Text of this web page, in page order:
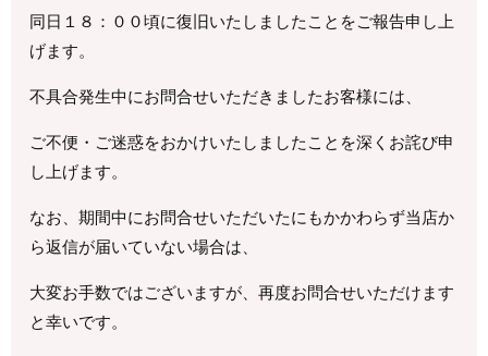
同日１８：００頃に復旧いたしましたことをご報告申し上
げます。
不具合発生中にお問合せいただきましたお客様には、
ご不便・ご迷惑をおかけいたしましたことを深くお詫び申
し上げます。
なお、期間中にお問合せいただいたにもかかわらず当店か
ら返信が届いていない場合は、
大変お手数ではございますが、再度お問合せいただけます
と幸いです。